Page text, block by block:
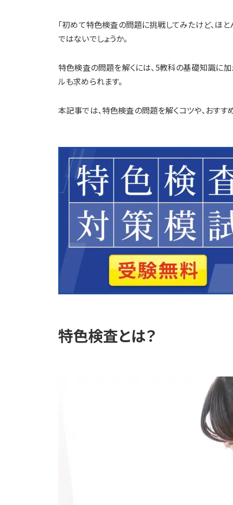
「初めて特色検査の問題に挑戦してみたけど、ほ
ではないでしょうか。
特色検査の問題を解くには、5教科の基礎知識に
ルも求められます。
本記事では、特色検査の問題を解くコツや、おすす
特色検査とは？